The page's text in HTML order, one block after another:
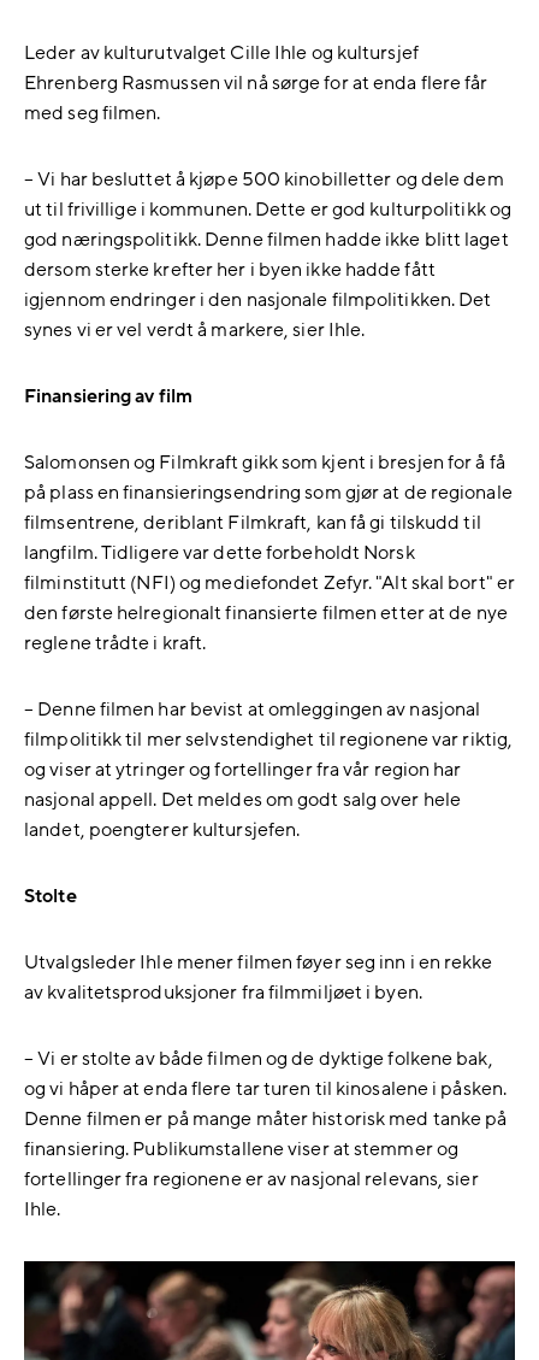
Leder av kulturutvalget Cille Ihle og kultursjef
Ehrenberg Rasmussen vil nå sørge for at enda flere får
med seg filmen.
– Vi har besluttet å kjøpe 500 kinobilletter og dele dem
ut til frivillige i kommunen. Dette er god kulturpolitikk og
god næringspolitikk. Denne filmen hadde ikke blitt laget
dersom sterke krefter her i byen ikke hadde fått
igjennom endringer i den nasjonale filmpolitikken. Det
synes vi er vel verdt å markere, sier Ihle.
Finansiering av film
Salomonsen og Filmkraft gikk som kjent i bresjen for å få
på plass en finansieringsendring som gjør at de regionale
filmsentrene, deriblant Filmkraft, kan få gi tilskudd til
langfilm. Tidligere var dette forbeholdt Norsk
filminstitutt (NFI) og mediefondet Zefyr. "Alt skal bort" er
den første helregionalt finansierte filmen etter at de nye
reglene trådte i kraft.
– Denne filmen har bevist at omleggingen av nasjonal
filmpolitikk til mer selvstendighet til regionene var riktig,
og viser at ytringer og fortellinger fra vår region har
nasjonal appell. Det meldes om godt salg over hele
landet, poengterer kultursjefen.
Stolte
Utvalgsleder Ihle mener filmen føyer seg inn i en rekke
av kvalitetsproduksjoner fra filmmiljøet i byen.
– Vi er stolte av både filmen og de dyktige folkene bak,
og vi håper at enda flere tar turen til kinosalene i påsken.
Denne filmen er på mange måter historisk med tanke på
finansiering. Publikumstallene viser at stemmer og
fortellinger fra regionene er av nasjonal relevans, sier
Ihle.